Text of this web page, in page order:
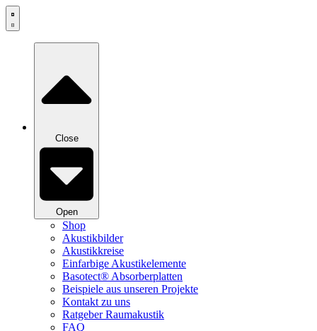
Zum
Inhalt
Close
Open
Shop
Akustikbilder
Akustikkreise
Einfarbige Akustikelemente
Basotect® Absorberplatten
Beispiele aus unseren Projekte
Kontakt zu uns
Ratgeber Raumakustik
FAQ